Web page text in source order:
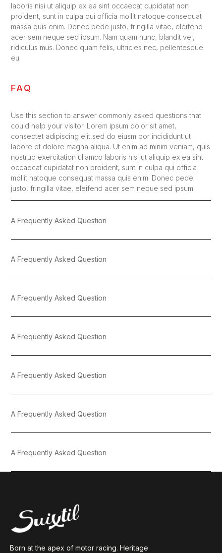
laboris nisi ut aliquip ex ea sint occaecat cupidatat non
proident, sunt in culpa qui officia mollit natoque consequat
massa quis enim. Donec pede justo, fringilla vitae, eleifend
acer sem neque sed ipsum. Nam quam nunc, blandit vel,
ridiculus mus. Donec quam felis, ultricies nec, pellentesque
eu
FAQ
Use this section to answer commonly asked questions that
could help your visitor. Lorem ipsum dolor sit amet,
consectet adipiscing elit,sed do eiusm por incididunt ut
labore et dolore magna aliqua. Ut enim ad minim veniam, quis
nostrud exercitation ullamco laboris nisi ut aliquip ex ea sint
occaecat cupidatat non proident, sunt in culpa qui officia
mollit natoque consequat massa quis enim. Donec pede
justo, fringilla vitae, eleifend acer sem neque sed ipsum.
A Frequently Asked Question
A Frequently Asked Question
A Frequently Asked Question
A Frequently Asked Question
A Frequently Asked Question
A Frequently Asked Question
A Frequently Asked Question
Born at the apex of motor racing. Heritage